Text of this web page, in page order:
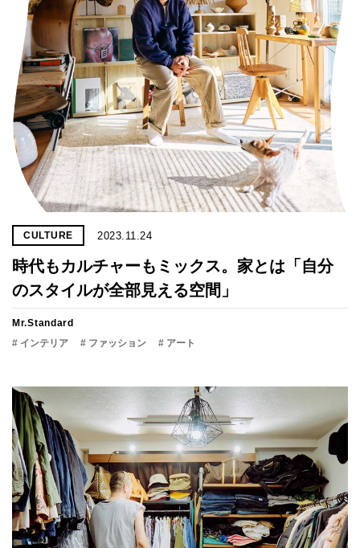
CULTURE 2023.11.24
時代もカルチャーもミックス。家とは「自分
のスタイルが全部見える空間」
Mr.Standard
# インテリア
# ファッション # アート